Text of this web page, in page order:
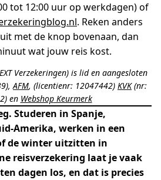
tot 12:00 uur op werkdagen) of
. Reken anders
met de knop bovenaan, dan
wat jouw reis kost.
Verzekeringen) is lid en aangesloten
AFM, (licentienr: 12047442) KVK(nr:
en WebshopKeurmerk
Studeren in Spanje,
Amerika, werken in een
de winter uitzitten in
reisverzekering laat je vaak
dagen los, en dat is precies